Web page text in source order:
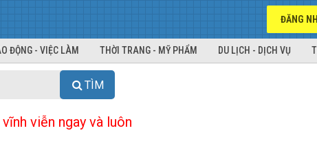
ĐĂNG
ĐỘNG - VIỆC LÀM THỜI TRANG - MỸ PHẨM DU LỊCH - DỊCH VỤ
TÌM
viễn ngay và luôn